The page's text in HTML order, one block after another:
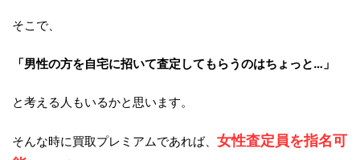
そこで、
「男性の方を自宅に招いて査定してもらうのはちょっと…」
と考える人もいるかと思います。
そんな時に買取プレミアムであれば、 女性査定員を指名可